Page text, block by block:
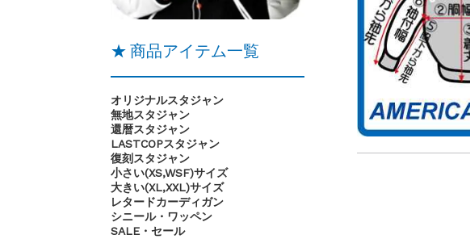
★ 商品アイテム一覧
オリジナルスタジャン
無地スタジャン
還暦スタジャン
LASTCOPスタジャン
復刻スタジャン
小さい(XS,WSF)サイズ
大きい(XL,XXL)サイズ
レタードカーディガン
シニール・ワッペン
SALE・セール